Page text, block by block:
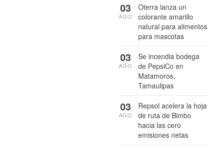
Oterra lanza un
colorante amarillo
natural para alimentos
para mascotas
03
AGO
Se incendia bodega
de PepsiCo en
Matamoros,
Tamaulipas
03
AGO
Repsol acelera la hoja
de ruta de Bimbo
hacia las cero
emisiones netas
03
AGO